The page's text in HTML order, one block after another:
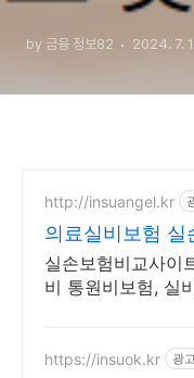
by 금융 정보82 2024. 7. 1.
http://insuangel.kr
의료실비보험 실
실손보험비교사이
비 통원비보험, 실
https://insuok.kr 광고